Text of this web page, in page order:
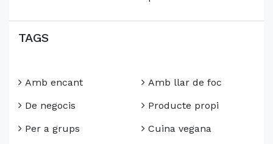
TAGS
Amb encant
De negocis
Per a grups
Amb llar de foc
Producte propi
Cuina vegana